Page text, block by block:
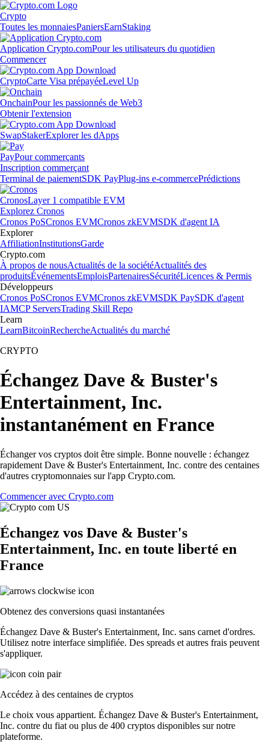
Crypto
Toutes les monnaiesPaniersEarnStaking
Application Crypto.comPour les utilisateurs du quotidien
Commencer
CryptoCarte Visa prépayéeLevel Up
OnchainPour les passionnés de Web3
Obtenir l'extension
SwapStakerExplorer les dApps
PayPour commerçants
Inscription commerçant
Terminal de paiementSDK PayPlug-ins e-commercePrédictions
CronosLayer 1 compatible EVM
Explorez Cronos
Cronos PoSCronos EVMCronos zkEVMSDK d'agent IA
Explorer
AffiliationInstitutionsGarde
Crypto.com
À propos de nousActualités de la sociétéActualités des
produitsÉvénementsEmploisPartenairesSécuritéLicences & Permis
Développeurs
Cronos PoSCronos EVMCronos zkEVMSDK PaySDK d'agent
IAMCP ServersTrading Skill Repo
Learn
LearnBitcoinRechercheActualités du marché
CRYPTO
Échangez Dave & Buster's
Entertainment, Inc.
instantanément en France
Échanger vos cryptos doit être simple. Bonne nouvelle : échangez
rapidement Dave & Buster's Entertainment, Inc. contre des centaines
d'autres cryptomonnaies sur l'app Crypto.com.
Commencer avec Crypto.com
Échangez vos Dave & Buster's
Entertainment, Inc. en toute liberté en
France
Obtenez des conversions quasi instantanées
Échangez Dave & Buster's Entertainment, Inc. sans carnet d'ordres.
Utilisez notre interface simplifiée. Des spreads et autres frais peuvent
s'appliquer.
Accédez à des centaines de cryptos
Le choix vous appartient. Échangez Dave & Buster's Entertainment,
Inc. contre du fiat ou plus de 400 cryptos disponibles sur notre
plateforme.